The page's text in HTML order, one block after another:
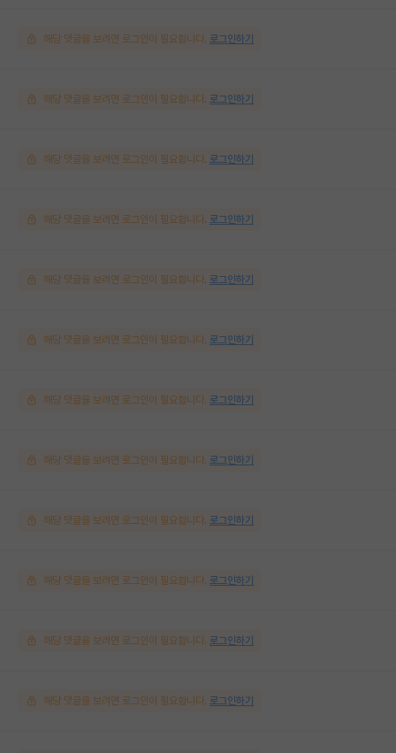
해당 댓글을 보려면 로그인이 필요합니다. 로그인하기
해당 댓글을 보려면 로그인이 필요합니다. 로그인하기
해당 댓글을 보려면 로그인이 필요합니다. 로그인하기
해당 댓글을 보려면 로그인이 필요합니다. 로그인하기
해당 댓글을 보려면 로그인이 필요합니다. 로그인하기
해당 댓글을 보려면 로그인이 필요합니다. 로그인하기
해당 댓글을 보려면 로그인이 필요합니다. 로그인하기
해당 댓글을 보려면 로그인이 필요합니다. 로그인하기
해당 댓글을 보려면 로그인이 필요합니다. 로그인하기
해당 댓글을 보려면 로그인이 필요합니다. 로그인하기
해당 댓글을 보려면 로그인이 필요합니다. 로그인하기
해당 댓글을 보려면 로그인이 필요합니다. 로그인하기